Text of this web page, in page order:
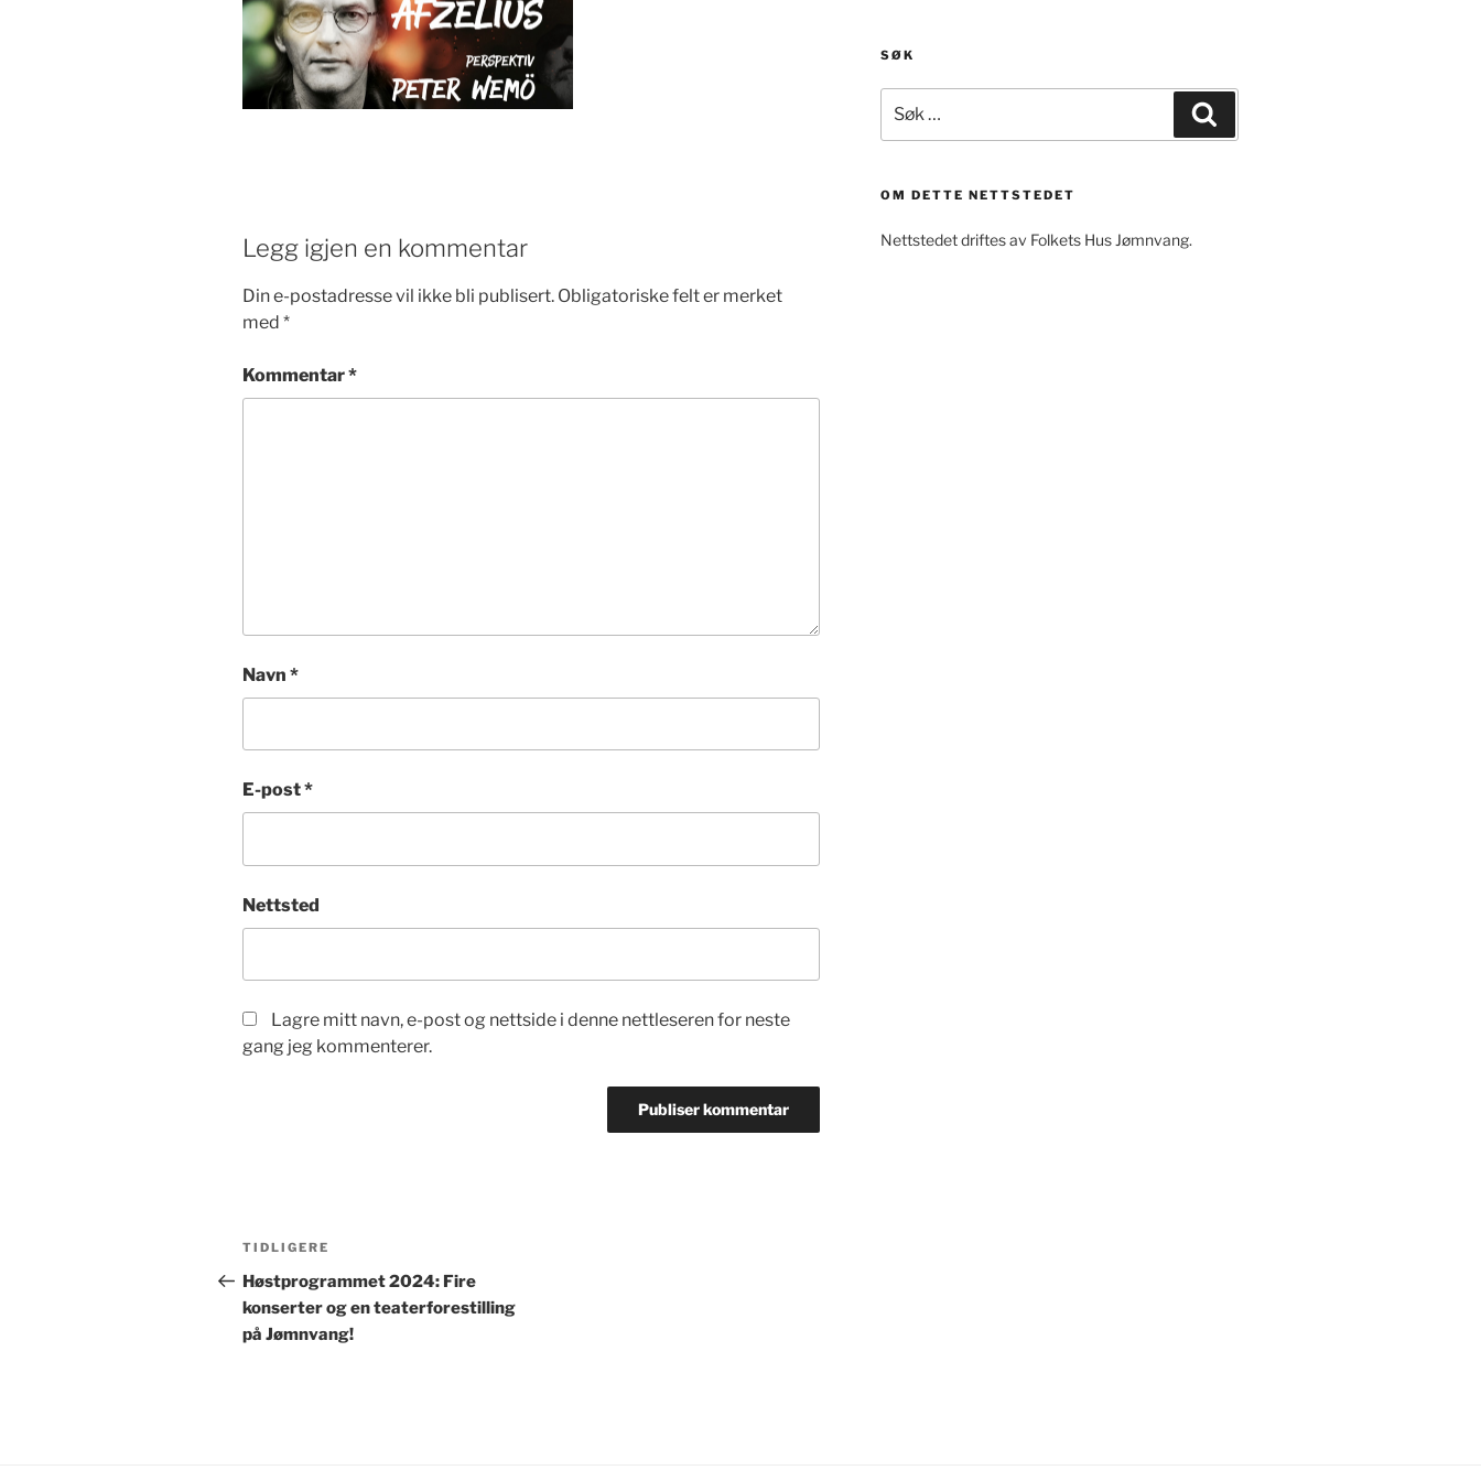
Legg igjen en kommentar
Din e-postadresse vil ikke bli publisert. Obligatoriske felt er merket
med *
Kommentar*
Navn *
E-post*
Nettsted
Lagre mitt navn, e-post og nettside i denne nettleseren for neste
gang jeg kommenterer.
Innleggsnavigasjon
Forrige
innlegg
TIDLIGERE
Høstprogrammet 2024: Fire
konserter og en teaterforestilling
på Jømnvang!
SØK
etter:
OM DETTE NETTSTEDET
Nettstedet driftes av Folkets Hus Jømnvang.